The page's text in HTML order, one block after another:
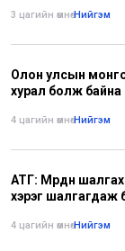
3 цагийн өмнө•Нийгэм
Олон улсын
хурал болж байна
4 цагийн өмнө•Нийгэм
АТГ: Мөрдөн
хэрэг шалгагдаж
4 цагийн өмнө•Нийгэм